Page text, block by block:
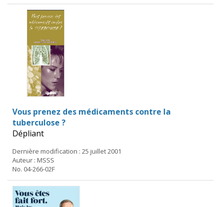
Vous prenez des médicaments contre la
tuberculose ?
Dépliant
Dernière modification : 25 juillet 2001
Auteur : MSSS
No. 04-266-02F